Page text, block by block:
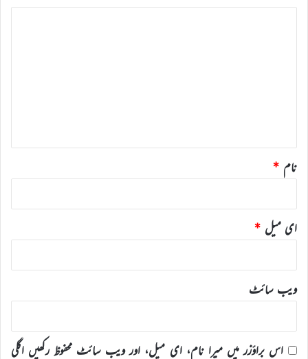
نام *
ای میل *
ویب‌ سائٹ
اس براؤزر میں میرا نام، ای میل، اور ویب سائٹ محفوظ رکھیں اگلی